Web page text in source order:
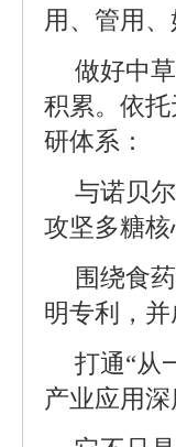
用、管用
做好中
积累。依
研体系：
与诺贝
攻坚多糖
围绕食
明专利，
打通“从
产业应用深